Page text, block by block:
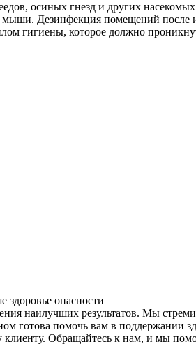
осиных гнезд и других
мыши. Дезинфекция помещений после
гигиены, которое должно
опасности
наилучших результатов. Мы
помочь вам в поддержании
Обращайтесь к нам, и мы